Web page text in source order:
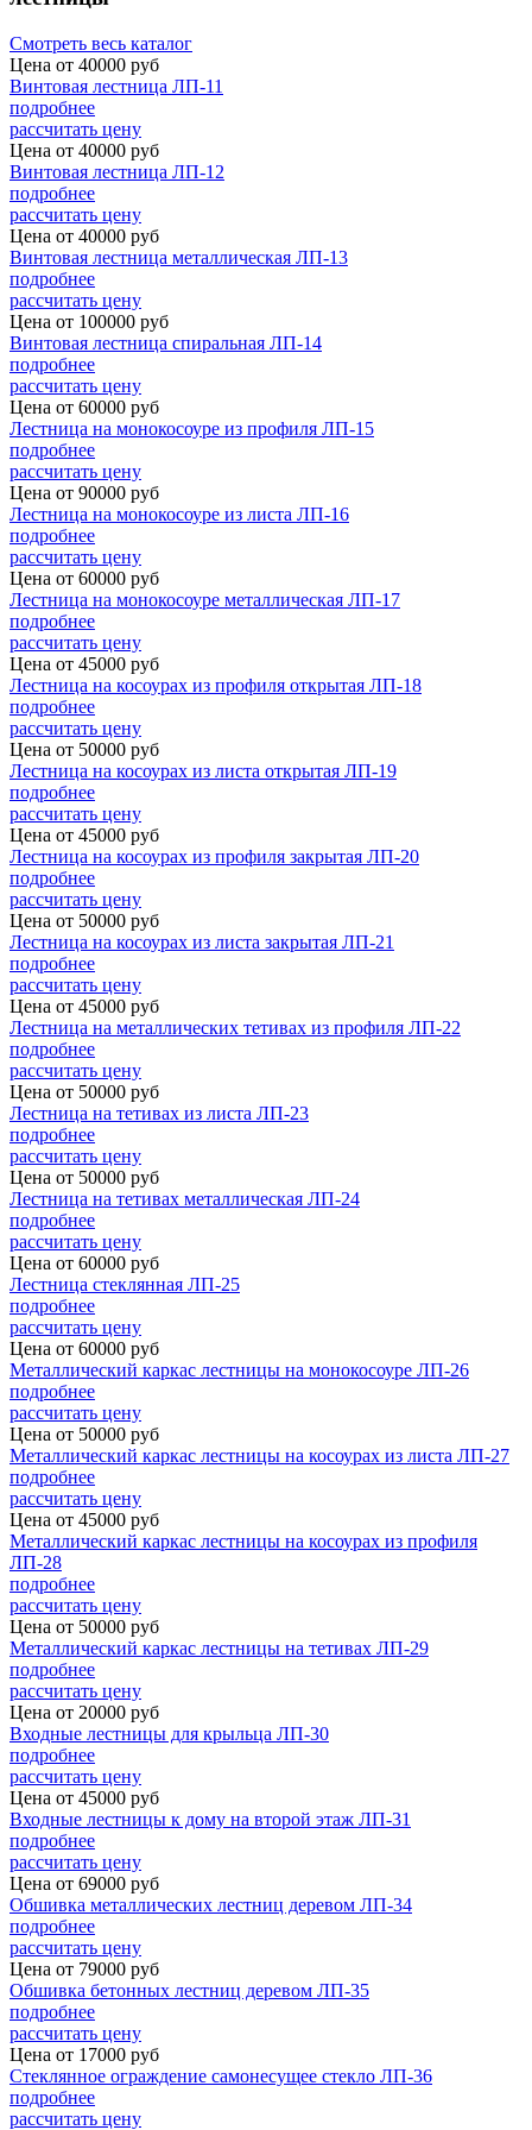
Смотреть весь каталог
Цена от 40000 руб
Винтовая лестница ЛП-11
подробнее
рассчитать цену
Цена от 40000 руб
Винтовая лестница ЛП-12
подробнее
рассчитать цену
Цена от 40000 руб
Винтовая лестница металлическая ЛП-13
подробнее
рассчитать цену
Цена от 100000 руб
Винтовая лестница спиральная ЛП-14
подробнее
рассчитать цену
Цена от 60000 руб
Лестница на монокосоуре из профиля ЛП-15
подробнее
рассчитать цену
Цена от 90000 руб
Лестница на монокосоуре из листа ЛП-16
подробнее
рассчитать цену
Цена от 60000 руб
Лестница на монокосоуре металлическая ЛП-17
подробнее
рассчитать цену
Цена от 45000 руб
Лестница на косоурах из профиля открытая ЛП-18
подробнее
рассчитать цену
Цена от 50000 руб
Лестница на косоурах из листа открытая ЛП-19
подробнее
рассчитать цену
Цена от 45000 руб
Лестница на косоурах из профиля закрытая ЛП-20
подробнее
рассчитать цену
Цена от 50000 руб
Лестница на косоурах из листа закрытая ЛП-21
подробнее
рассчитать цену
Цена от 45000 руб
Лестница на металлических тетивах из профиля ЛП-22
подробнее
рассчитать цену
Цена от 50000 руб
Лестница на тетивах из листа ЛП-23
подробнее
рассчитать цену
Цена от 50000 руб
Лестница на тетивах металлическая ЛП-24
подробнее
рассчитать цену
Цена от 60000 руб
Лестница стеклянная ЛП-25
подробнее
рассчитать цену
Цена от 60000 руб
Металлический каркас лестницы на монокосоуре ЛП-26
подробнее
рассчитать цену
Цена от 50000 руб
Металлический каркас лестницы на косоурах из листа ЛП-27
подробнее
рассчитать цену
Цена от 45000 руб
Металлический каркас лестницы на косоурах из профиля
ЛП-28
подробнее
рассчитать цену
Цена от 50000 руб
Металлический каркас лестницы на тетивах ЛП-29
подробнее
рассчитать цену
Цена от 20000 руб
Входные лестницы для крыльца ЛП-30
подробнее
рассчитать цену
Цена от 45000 руб
Входные лестницы к дому на второй этаж ЛП-31
подробнее
рассчитать цену
Цена от 69000 руб
Обшивка металлических лестниц деревом ЛП-34
подробнее
рассчитать цену
Цена от 79000 руб
Обшивка бетонных лестниц деревом ЛП-35
подробнее
рассчитать цену
Цена от 17000 руб
Стеклянное ограждение самонесущее стекло ЛП-36
подробнее
рассчитать цену